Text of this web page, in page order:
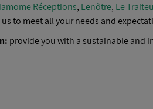
Réceptions, Lenôtre, Le
to meet all your needs and
provide you with a sustainable and